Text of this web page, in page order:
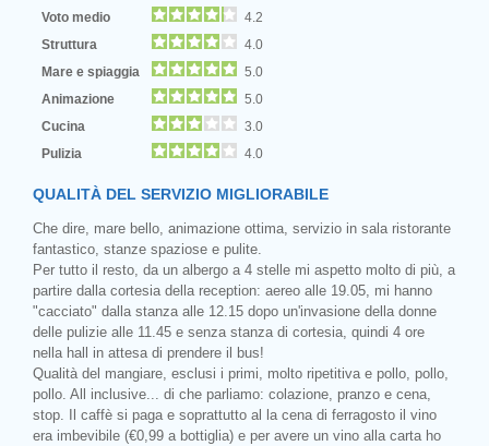
Voto medio
4.2
Struttura
4.0
Mare e spiaggia
5.0
Animazione
5.0
Cucina
3.0
Pulizia
4.0
QUALITÀ DEL SERVIZIO MIGLIORABILE
Che dire, mare bello, animazione ottima, servizio in sala ristorante
fantastico, stanze spaziose e pulite.
Per tutto il resto, da un albergo a 4 stelle mi aspetto molto di più, a
partire dalla cortesia della reception: aereo alle 19.05, mi hanno
"cacciato" dalla stanza alle 12.15 dopo un'invasione della donne
delle pulizie alle 11.45 e senza stanza di cortesia, quindi 4 ore
nella hall in attesa di prendere il bus!
Qualità del mangiare, esclusi i primi, molto ripetitiva e pollo, pollo,
pollo. All inclusive... di che parliamo: colazione, pranzo e cena,
stop. Il caffè si paga e soprattutto al la cena di ferragosto il vino
era imbevibile (€0,99 a bottiglia) e per avere un vino alla carta ho